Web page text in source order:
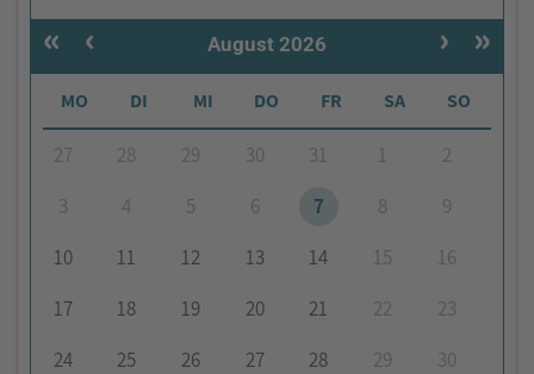
« ‹ August 2026 › »
MO DI MI DO FR SA SO
27 28 29 30 31 1
2
3
4 5 6 7 8
9
10
11 12 13 14 15
16
17
18 19 20 21 22
23
24
25 26 27 28 29
30